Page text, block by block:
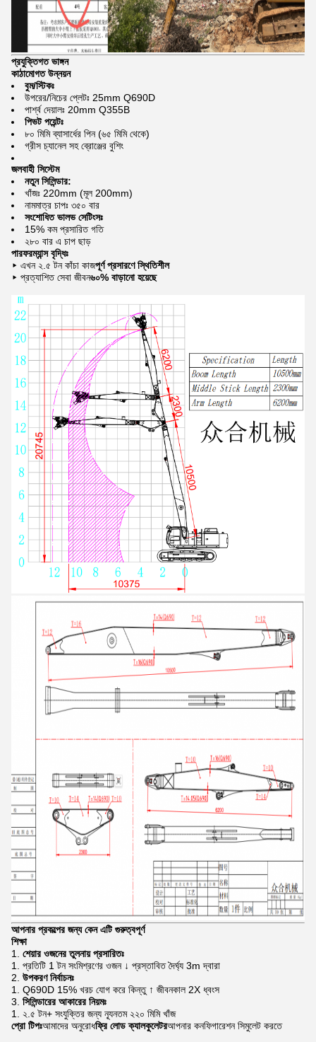
প্রযুক্তিগত ভাঙ্গন
কাঠামোগত উন্নয়ন
বুম/স্টিকঃ
উপরের/নিচের প্লেটঃ 25mm Q690D
পার্শ্ব দেয়ালঃ 20mm Q355B
পিভট পয়েন্টঃ
৮০ মিমি ব্যাসার্ধের পিন (৬৫ মিমি থেকে)
গ্রীস চ্যানেল সহ ব্রোঞ্জের বুশিং
জলবাহী সিস্টেম
নতুন সিলিন্ডার:
খাঁজঃ 220mm (মূল 200mm)
নামমাত্র চাপঃ ৩৫০ বার
সংশোধিত ভালভ সেটিংসঃ
15% কম প্রসারিত গতি
২৮০ বার এ চাপ ছাড়
পারফরম্যান্স বৃদ্ধিঃ
▸ এখন ২.৫ টন কাঁচা কাজপূর্ণ প্রসারণে স্থিতিশীল
▸ প্রত্যাশিত সেবা জীবন৬০% বাড়ানো হয়েছে
আপনার প্রকল্পের জন্য কেন এটি গুরুত্বপূর্ণ
শিক্ষা
শেয়ার ওজনের তুলনায় প্রসারিতঃ
প্রতিটি 1 টন সংমিশ্রণের ওজন ↓ প্রস্তাবিত দৈর্ঘ্য 3m দ্বারা
উপকরণ নির্বাচনঃ
Q690D 15% খরচ যোগ করে কিন্তু ↑ জীবনকাল 2X ধ্বংস
সিলিন্ডারের আকারের নিয়মঃ
২.৫ টন+ সংযুক্তির জন্য ন্যূনতম ২২০ মিমি খাঁজ
প্রো টিপঃআমাদের অনুরোধফ্রি লোড ক্যালকুলেটরআপনার কনফিগারেশন সিমুলেট করতে